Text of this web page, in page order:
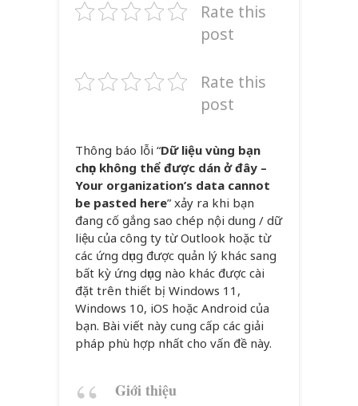
Rate this
post
Rate this
post
Thông báo lỗi “Dữ liệu vùng bạn
chọn không thể được dán ở đây –
Your organization’s data cannot
be pasted here” xảy ra khi bạn
đang cố gắng sao chép nội dung / dữ
liệu của công ty từ Outlook hoặc từ
các ứng dụng được quản lý khác sang
bất kỳ ứng dụng nào khác được cài
đặt trên thiết bị Windows 11,
Windows 10, iOS hoặc Android của
bạn. Bài viết này cung cấp các giải
pháp phù hợp nhất cho vấn đề này.
Giới thiệu